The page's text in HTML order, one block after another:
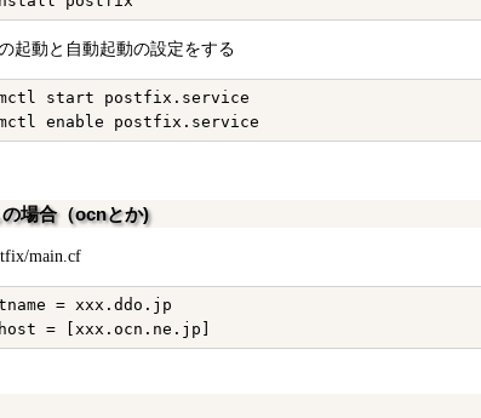
起動と自動起動の設定をする
start postfix.service
場合（ocnとか)
main.cf
= xxx.ddo.jp